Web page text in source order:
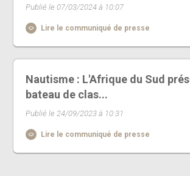
Publié le 07/03/2024 à 10:07
Lire le communiqué de presse
Nautisme : L'Afrique du Sud
bateau de clas...
Publié le 24/09/2023 à 10:31
Lire le communiqué de presse